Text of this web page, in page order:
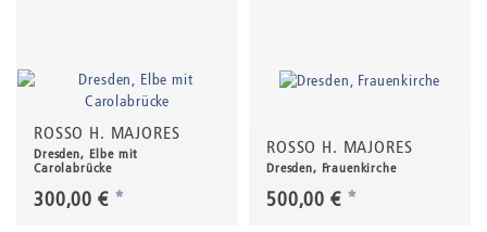
ROSSO H. MAJORES
Dresden, Elbe mit
Carolabrücke
300,00 € *
ROSSO H. MAJORES
Dresden, Frauenkirche
500,00 € *